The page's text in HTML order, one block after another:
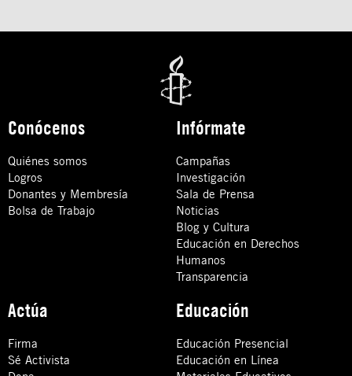
Conócenos
Quiénes somos
Logros
Donantes y Membresía
Bolsa de Trabajo
Infórmate
Campañas
Investigación
Sala de Prensa
Noticias
Blog y Cultura
Educación en Derechos
Humanos
Transparencia
Actúa
Firma
Sé Activista
Educación
Educación Presencial
Educación en Línea